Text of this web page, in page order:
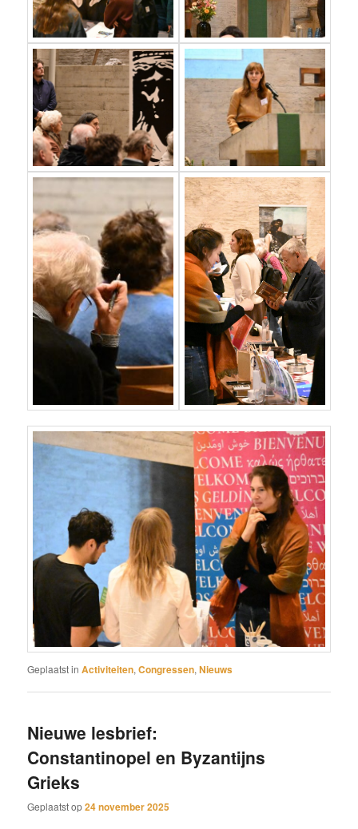
Geplaatst in Activiteiten,Congressen,Nieuws
Nieuwe lesbrief:
Constantinopel en Byzantijns
Grieks
Geplaatst op24 november 2025